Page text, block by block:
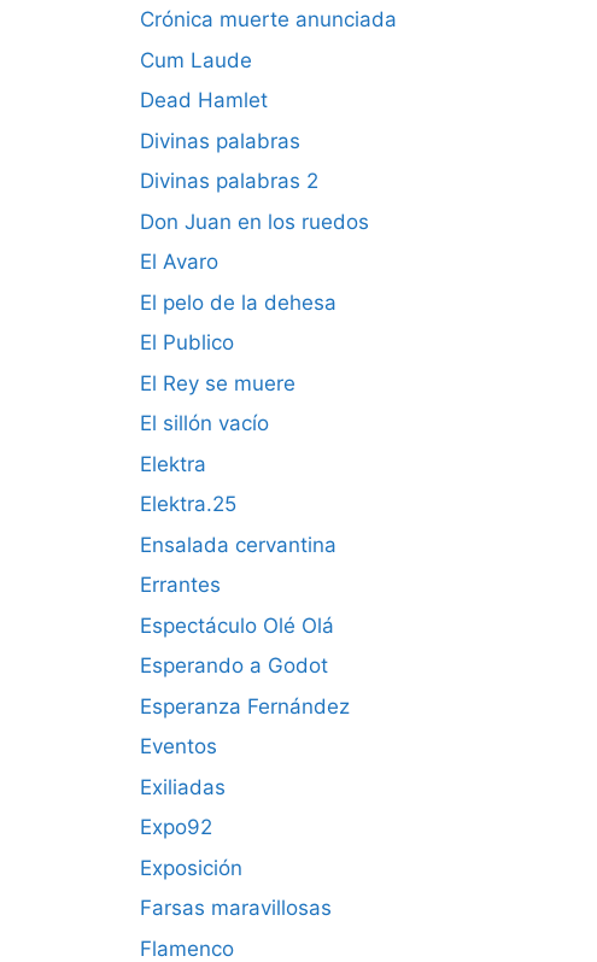
Crónica muerte anunciada
Cum Laude
Dead Hamlet
Divinas palabras
Divinas palabras 2
Don Juan en los ruedos
El Avaro
El pelo de la dehesa
El Publico
El Rey se muere
El sillón vacío
Elektra
Elektra.25
Ensalada cervantina
Errantes
Espectáculo Olé Olá
Esperando a Godot
Esperanza Fernández
Eventos
Exiliadas
Expo92
Exposición
Farsas maravillosas
Flamenco